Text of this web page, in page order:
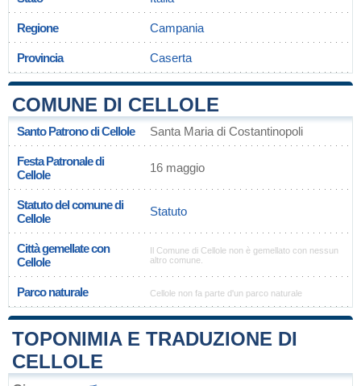
Regione Campania
Provincia Caserta
COMUNE DI CELLOLE
Santo Patrono di Cellole Santa Maria di Costantinopoli
Festa Patronale di
Cellole
16 maggio
Statuto del comune di
Cellole
Statuto
Città gemellate con
Cellole
Il Comune di Cellole non è gemellato con nessun
altro comune.
Parco naturale Cellole non fa parte d'un parco naturale
TOPONIMIA E TRADUZIONE DI
CELLOLE